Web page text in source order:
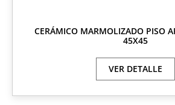
CERÁMICO MARMOLIZADO PISO
45X45
VER DETALLE